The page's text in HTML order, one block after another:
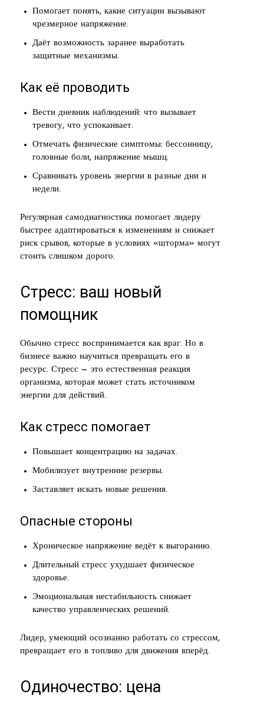
Помогает понять, какие ситуации вызывают
чрезмерное напряжение.
Даёт возможность заранее выработать
защитные механизмы.
Как её проводить
Вести дневник наблюдений: что вызывает
тревогу, что успокаивает.
Отмечать физические симптомы: бессонницу,
головные боли, напряжение мышц.
Сравнивать уровень энергии в разные дни и
недели.
Регулярная самодиагностика помогает лидеру
быстрее адаптироваться к изменениям и снижает
риск срывов, которые в условиях «шторма» могут
стоить слишком дорого.
Стресс: ваш новый
помощник
Обычно стресс воспринимается как враг. Но в
бизнесе важно научиться превращать его в
ресурс. Стресс — это естественная реакция
организма, которая может стать источником
энергии для действий.
Как стресс помогает
Повышает концентрацию на задачах.
Мобилизует внутренние резервы.
Заставляет искать новые решения.
Опасные стороны
Хроническое напряжение ведёт к выгоранию.
Длительный стресс ухудшает физическое
здоровье.
Эмоциональная нестабильность снижает
качество управленческих решений.
Лидер, умеющий осознанно работать со стрессом,
превращает его в топливо для движения вперёд.
Одиночество: цена